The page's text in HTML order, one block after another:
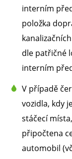
interním
položka
dle patřičné
interním
V případě
vozidla, kdy
stáčecí
připočtena
automobil